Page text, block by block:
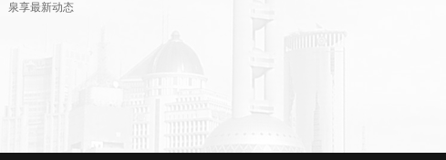
泉享最新动态